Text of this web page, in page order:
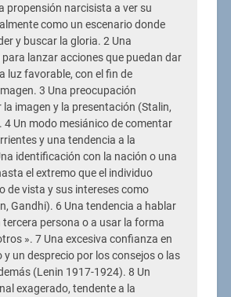
propensión narcisista a ver su
como un escenario donde
y buscar la gloria. 2 Una
lanzar acciones que puedan dar
luz favorable, con el fin de
3 Una preocupación
imagen y la presentación (Stalin,
4 Un modo mesiánico de comentar
y una tendencia a la
identificación con la nación o una
el extremo que el individuo
de vista y sus intereses como
Gandhi). 6 Una tendencia a hablar
tercera persona o a usar la forma
». 7 Una excesiva confianza en
y un desprecio por los consejos o las
(Lenin 1917-1924). 8 Un
exagerado, tendente a la